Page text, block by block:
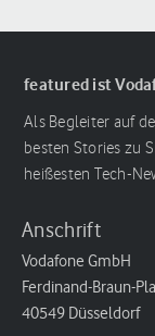
featured ist
Als Begleiter auf
besten Stories zu
heißesten Tech-
Anschrift
Vodafone GmbH
Ferdinand-Braun-
40549 Düsseldorf